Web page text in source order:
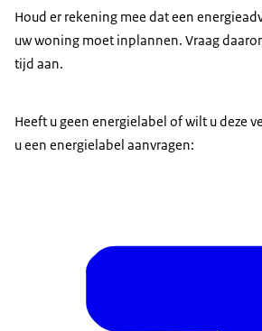
Houd er rekening mee dat een
uw woning moet inplannen. Vraag
tijd aan.
Heeft u geen energielabel of wilt u deze
u een energielabel aanvragen: